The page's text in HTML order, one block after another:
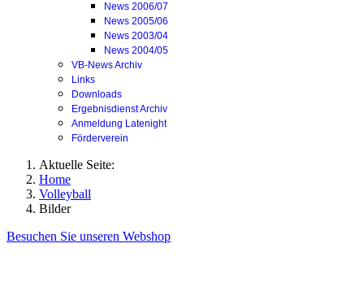
News 2006/07
News 2005/06
News 2003/04
News 2004/05
VB-News Archiv
Links
Downloads
Ergebnisdienst Archiv
Anmeldung Latenight
Förderverein
Aktuelle Seite:
Home
Volleyball
Bilder
Besuchen Sie unseren Webshop